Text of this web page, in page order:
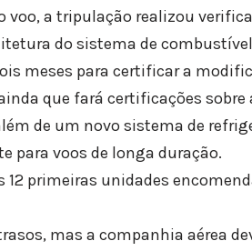
voo, a tripulação realizou
do sistema de
meses para certificar a
que fará certificações
de um novo sistema de
para voos de longa duração.
12 primeiras unidades
mas a companhia aérea